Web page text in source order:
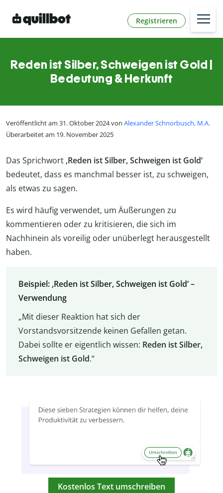
Registrieren
Reden ist Silber, Schweigen ist Gold |
Bedeutung & Herkunft
Veröffentlicht am 31. Oktober 2024 von Alexander Schnorbusch, M.A.
Überarbeitet am 19. November 2025
Das Sprichwort ‚Reden ist Silber, Schweigen ist Gold‘
bedeutet, dass es manchmal besser ist, zu schweigen,
als etwas zu sagen.
Es wird häufig verwendet, um Äußerungen zu
kommentieren oder zu kritisieren, die sich im
Nachhinein als voreilig oder unüberlegt herausgestellt
haben.
Beispiel: ‚Reden ist Silber, Schweigen ist Gold‘ –
Verwendung
„Mit dieser Reaktion hat sich der
Vorstandsvorsitzende keinen Gefallen getan.
Dabei sollte er eigentlich wissen: Reden ist Silber,
Schweigen ist Gold.“
Kostenlos Text umschreiben